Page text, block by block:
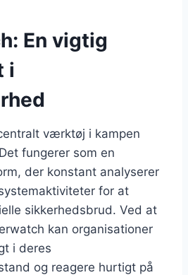
En vigtig
i
værktøj i kampen
fungerer som en
der konstant analyserer
for at
sikkerhedsbrud. Ved at
kan organisationer
i deres
og reagere hurtigt på